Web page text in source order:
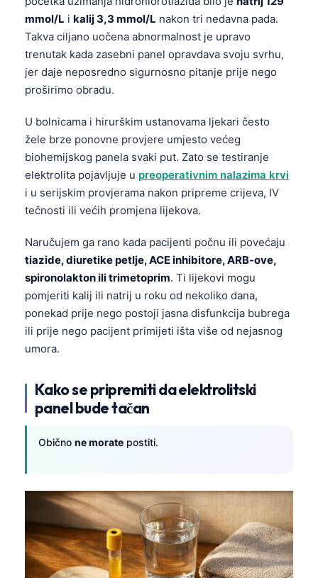
mmol/L i kalij 3,3 mmol/L nakon tri nedavna pada.
Takva ciljano uočena abnormalnost je upravo
trenutak kada zasebni panel opravdava svoju svrhu,
jer daje neposredno sigurnosno pitanje prije nego
proširimo obradu.
U bolnicama i hirurškim ustanovama ljekari često
žele brze ponovne provjere umjesto većeg
biohemijskog panela svaki put. Zato se testiranje
elektrolita pojavljuje u preoperativnim nalazima krvi
i u serijskim provjerama nakon pripreme crijeva, IV
tečnosti ili većih promjena lijekova.
Naručujem ga rano kada pacijenti počnu ili povećaju
tiazide, diuretike petlje, ACE inhibitore, ARB-ove,
spironolakton ili trimetoprim. Ti lijekovi mogu
pomjeriti kalij ili natrij u roku od nekoliko dana,
ponekad prije nego postoji jasna disfunkcija bubrega
ili prije nego pacijent primijeti išta više od nejasnog
umora.
Kako se pripremiti da elektrolitski
panel bude tačan
Obično ne morate postiti.